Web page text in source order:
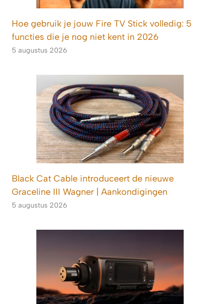
Hoe gebruik je jouw Fire TV Stick volledig: 5
functies die je nog niet kent in 2026
5 augustus 2026
Black Cat Cable introduceert de nieuwe
Graceline III Wagner | Aankondigingen
5 augustus 2026